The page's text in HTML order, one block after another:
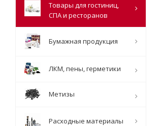
Товары для гостиниц,
СПА и ресторанов
Бумажная продукция
ЛКМ, пены, герметики
Метизы
Расходные материалы